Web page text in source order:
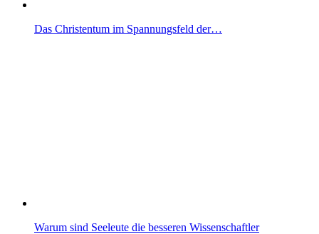
Das Christentum im Spannungsfeld der…
Warum sind Seeleute die besseren Wissenschaftler